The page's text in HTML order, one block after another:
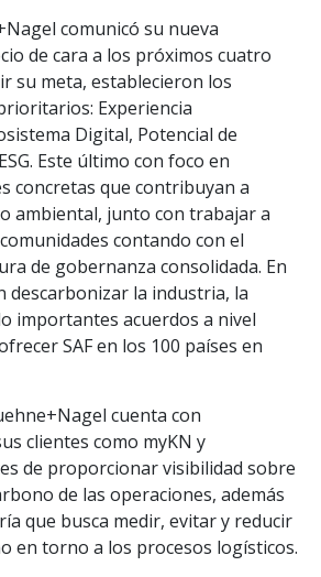
comunicó su nueva
de cara a los próximos cuatro
su meta, establecieron los
Experiencia
Digital, Potencial de
Este último con foco en
concretas que contribuyan a
ambiental, junto con trabajar a
contando con el
de gobernanza consolidada. En
descarbonizar la industria, la
importantes acuerdos a nivel
SAF en los 100 países en
cuenta con
clientes como myKN y
de proporcionar visibilidad sobre
de las operaciones, además
que busca medir, evitar y reducir
en torno a los procesos logísticos.